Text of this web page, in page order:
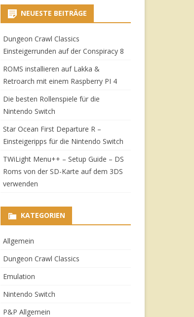
NEUESTE BEITRÄGE
Dungeon Crawl Classics
Einsteigerrunden auf der Conspiracy 8
ROMS installieren auf Lakka &
Retroarch mit einem Raspberry PI 4
Die besten Rollenspiele für die
Nintendo Switch
Star Ocean First Departure R –
Einsteigeripps für die Nintendo Switch
TWiLight Menu++ – Setup Guide – DS
Roms von der SD-Karte auf dem 3DS
verwenden
KATEGORIEN
Allgemein
Dungeon Crawl Classics
Emulation
Nintendo Switch
P&P Allgemein